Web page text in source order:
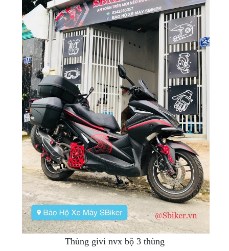
PHỤ
KIỆN
PHƯỢT
ĐỒ
CHƠI
MOTO
PHỤ
KIỆN
MBIKER
HCM
SẢN
PHẨM
MỚI
BLOG
PHƯỢT
LIÊN
HỆ
HƯỚNG
DẪN
Thùng givi nvx bộ 3 thùng